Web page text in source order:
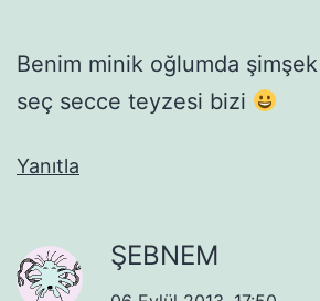
Benim minik oğlumda
seç secce teyzesi bizi
Yanıtla
ŞEBNEM